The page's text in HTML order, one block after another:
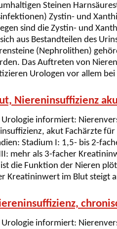
Steinen
Zystin- und
sind die Zystin- und
aus Bestandteilen des
(Nephrolithen)
Das Auftreten von
Urologen vor allem
Niereninsuffizienz
informiert:
akut Fachärzte
Stadium I: 1,5- bis 2-
mehr als 3-facher
die Funktion der Nieren
Kreatininwert im Blut steigt
informiert: